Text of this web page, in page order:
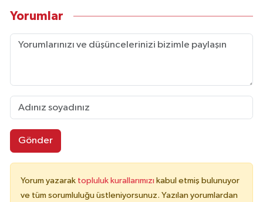
Yorumlar
Gönder
Yorum yazarak topluluk kurallarımızı kabul etmiş bulunuyor
ve tüm sorumluluğu üstleniyorsunuz. Yazılan yorumlardan